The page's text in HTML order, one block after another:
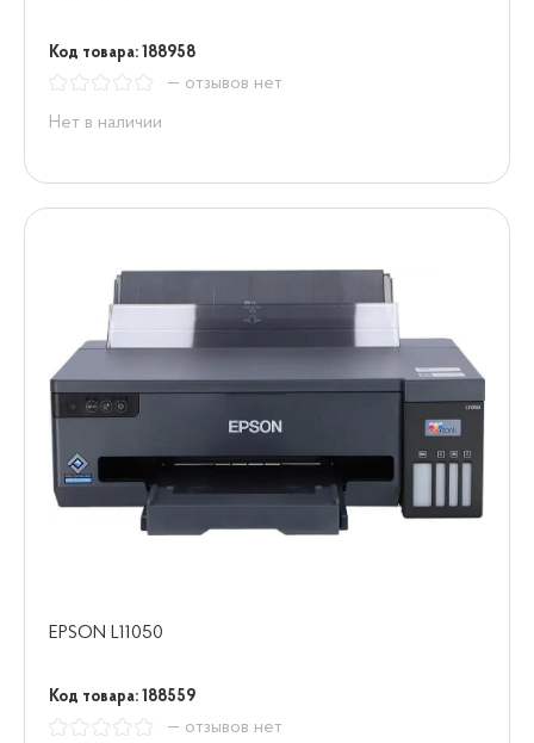
Код товара: 188958
— отзывов нет
Нет в наличии
EPSON L11050
Код товара: 188559
— отзывов нет